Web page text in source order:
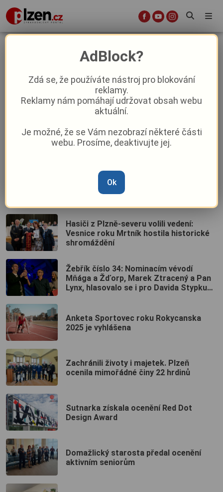
Soutěž pro všechny zahradníky:
Tachov hledá nejkrásnější květinovou
výzdobu
Dojemná slavnost na hradě Švihov:
Plzeňský kraj ocenil nejlepší
Zlatý double pro Domažlice: Doppel
Bock ovládl prestižní Jarní cenu
Hasiči z Plzně-severu volili vedení:
Vesnice roku Mrtník hostila historické
shromáždění
Žebřík číslo 34: Nominacím vévodí
Mňága a Žďorp, Marek Ztracený a Pan
Lynx, hlasovalo se i pro Davida Stypku
Anketa Sportovec roku Rokycanska
2025 je vyhlášena
Zachránili životy i majetek. Plzeň
ocenila mimořádné činy 22 hrdinů
Sutnarka získala ocenění Red Dot
Design Award
Domažlický starosta předal ocenění
aktivním seniorům
AdBlock?
Zdá se, že používáte nástroj pro blokování
reklamy.
Reklamy nám pomáhají udržovat obsah webu
aktuální.
Je možné, že se Vám nezobrazí některé části
webu. Prosíme, deaktivujte jej.
Ok